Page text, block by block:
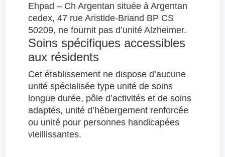
Ehpad – Ch Argentan située à Argentan
cedex, 47 rue Aristide-Briand BP CS
50209, ne fournit pas d’unité Alzheimer.
Soins spécifiques accessibles
aux résidents
Cet établissement ne dispose d’aucune
unité spécialisée type unité de soins
longue durée, pôle d’activités et de soins
adaptés, unité d’hébergement renforcée
ou unité pour personnes handicapées
vieillissantes.